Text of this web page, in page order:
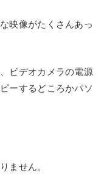
映像がたくさんあっ
ビデオカメラの電源
ーするどころかパソ
ません。